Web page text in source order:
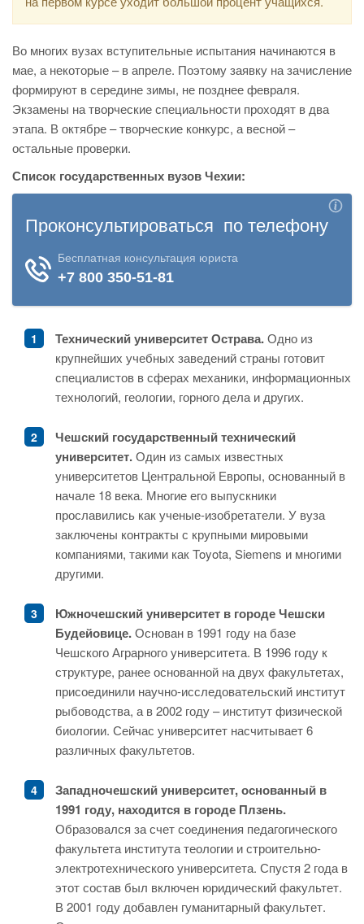
Во многих вузах вступительные испытания начинаются в
мае, а некоторые – в апреле. Поэтому заявку на зачисление
формируют в середине зимы, не позднее февраля.
Экзамены на творческие специальности проходят в два
этапа. В октябре – творческие конкурс, а весной –
остальные проверки.
Список государственных вузов Чехии:
Технический университет Острава.Одно из
крупнейших учебных заведений страны готовит
специалистов в сферах механики, информационных
технологий, геологии, горного дела и других.
Чешский государственный технический
университет.Один из самых известных
университетов Центральной Европы, основанный в
начале 18 века. Многие его выпускники
прославились как ученые-изобретатели. У вуза
заключены контракты с крупными мировыми
компаниями, такими как Toyota, Siemens и многими
другими.
Южночешский университет в городе Чешски
Будейовице.Основан в 1991 году на базе
Чешского Аграрного университета. В 1996 году к
структуре, ранее основанной на двух факультетах,
присоединили научно-исследовательский институт
рыбоводства, а в 2002 году – институт физической
биологии. Сейчас университет насчитывает 6
различных факультетов.
Западночешский университет, основанный в
1991 году, находится в городе Плзень.
Образовался за счет соединения педагогического
факультета института теологии и строительно-
электротехнического университета. Спустя 2 года в
этот состав был включен юридический факультет.
В 2001 году добавлен гуманитарный факультет.